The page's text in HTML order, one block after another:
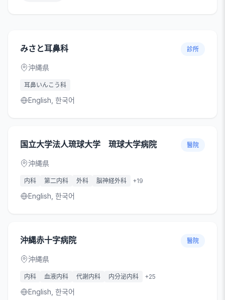
みさと耳鼻科 診所
沖縄県
耳鼻いんこう科
English, 한국어
国立大学法人琉球大学 琉球大学病院 醫院
沖縄県
内科 第二内科 外科 脳神経外科 +19
English, 한국어
沖縄赤十字病院 醫院
沖縄県
内科 血液内科 代謝内科 内分泌内科 +25
English, 한국어